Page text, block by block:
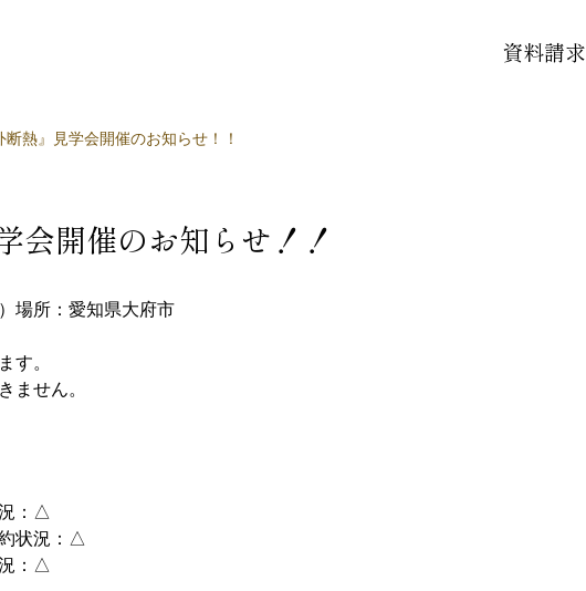
資料請求
断熱』見学会開催のお知らせ！！
会開催のお知らせ！！
場所：愛知県大府市
す。
ません。
：△
況：△
：△